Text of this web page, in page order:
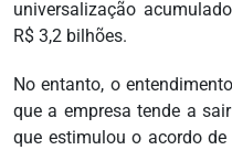
universalização
R$ 3,2 bilhões.
No entanto, o
que a empresa tende a
que estimulou o acordo